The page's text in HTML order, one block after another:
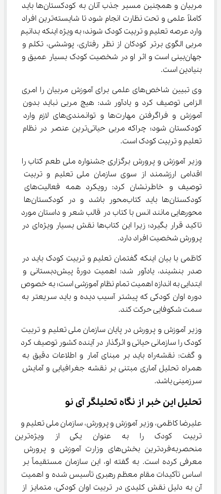
مربیان و همچنین مسیر جذب آنان به کودکستان‌ها باید
کاملاً علمی و تحت نظارت انجام شود تا شایسته‌ترین افراد
وارد عرصه تعلیم و تربیت کودک شوند؛ به ویژه اینکه بدانیم
مربی الگوی برتر کودکان از نظر رفتاری، پوششی، تکلم و
جهان‌بینی است و اثر او در شخصیت کودک بسیار عمیق و
بنیادین است.
وی تبیین شاخص‌های علمی برای آموزش مربیان را امری
الزامی توصیف کرد و یادآور شد: هیچ مربی نباید بدون
آموزش و فراگرفتن مهارت‌ها و توانمندی‌های لازم وارد
کودکستان شود؛ چراکه مربی حیاتی‌ترین عنصر در نظام
تعلیم و تربیت کودک است.
وزیر آموزش و پرورش برگزاری جشنواره ملی طعم کتاب را
اقدامی ارزشمند از سوی سازمان ملی تعلیم و تربیت
توصیف و خاطرنشان کرد: رویکرد همه فعالیت‌های
کودکستان‌ها باید کتاب‌محور باشد و در کودکستان‌ها
محورهایی مانند انس با کتاب در قالب شعر و داستان مورد
تاکید قرار بگیرد؛ زیرا این کتاب‌ها نقش بسیار ویژه‌ای در
پرورش شخصیت افراد دارد.
کاظمی با بیان اینکه گفتمان تعلیم و تربیت کودک باید در
صدر بنشیند، یادآور شد: اهمیت دورۀ پیش‌دبستانی و
ابتدایی به اندازه اهمیت تمام نظام آموزشی است؛ به خصوص
دوره اوان کودکی که پیشتر آسیب‌ دیده و باید سریعتر به
سمت شکوفایی حرکت کند.
وزیر آموزش و پرورش در پایان سازمان ملی تعلیم و تربیت
کودک را سازمانی حیاتی و اثرگذار در آینده کشور توصیف کرد
و گفت: نقشه‌راه باید بر مبنای آمار و اطلاعات دقیق به
همراه تحلیل آماری مبتنی بر نقشه جغرافیایی و آمایش
سرزمینی باشد.
تحلیل این خبر از نگاه تحلیلگر آی نو
علیرضا کاظمی، وزیر آموزش و پرورش، سازمان ملی تعلیم و
تربیت کودک را به عنوان یکی از
منحصربه‌فردترین بخش‌های وزارت آموزش و پرورش
معرفی کرده است. به گفته او، این سازمان مستقیماً بر
اساس تأکیدات مقام معظم رهبری تأسیس شده و اهمیت
آن به دلیل نقش کلیدی در تربیت اوان کودکی، متمایز از